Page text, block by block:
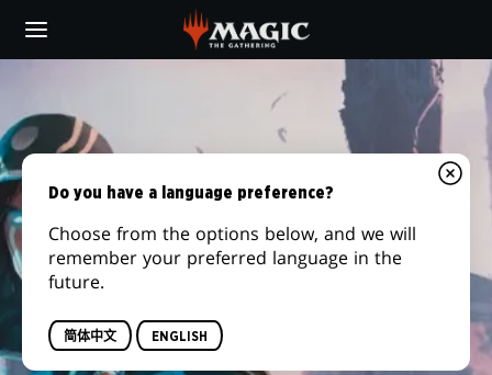
main
Do you have a language preference?
Choose from the options below, and we will
remember your preferred language in the
future.
简体中文 ENGLISH